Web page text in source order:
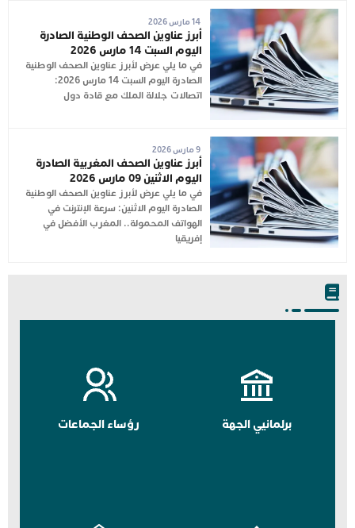
14 مارس 2026
أبرز عناوين الصحف الوطنية الصادرة
اليوم السبت 14 مارس 2026
في ما يلي عرض لأبرز عناوين الصحف الوطنية
الصادرة اليوم السبت 14 مارس 2026:
اتصالات جلالة الملك مع قادة دول
9 مارس 2026
أبرز عناوين الصحف المغربية الصادرة
اليوم الاثنين 09 مارس 2026
في ما يلي عرض لأبرز عناوين الصحف الوطنية
الصادرة اليوم الاثنين: سرعة الإنترنت في
الهواتف المحمولة.. المغرب الأفضل في
إفريقيا
برلمانيي الجهة رؤساء الجماعات